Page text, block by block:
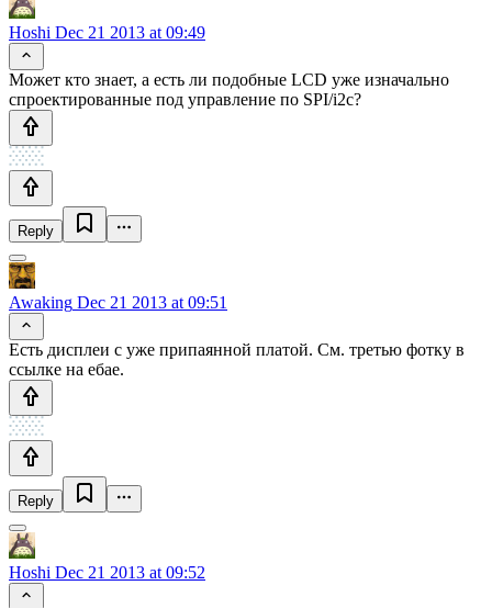
Hoshi Dec 21 2013 at 09:49
Может кто знает, а есть ли подобные LCD уже изначально
спроектированные под управление по SPI/i2c?
Reply
Awaking Dec 21 2013 at 09:51
Есть дисплеи с уже припаянной платой. См. третью фотку в
ссылке на ебае.
Reply
Hoshi Dec 21 2013 at 09:52